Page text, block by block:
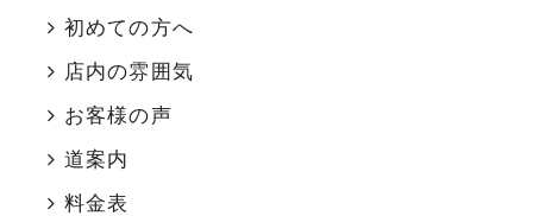
初めての方へ
店内の雰囲気
お客様の声
道案内
料金表